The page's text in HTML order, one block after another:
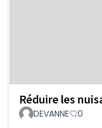
Réduire les
DEVANNE 0